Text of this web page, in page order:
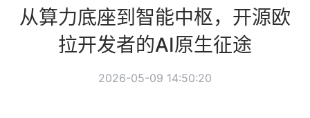
从算力底座到智能中枢，开源欧
拉开发者的AI原生征途
2026-05-09 14:50:20